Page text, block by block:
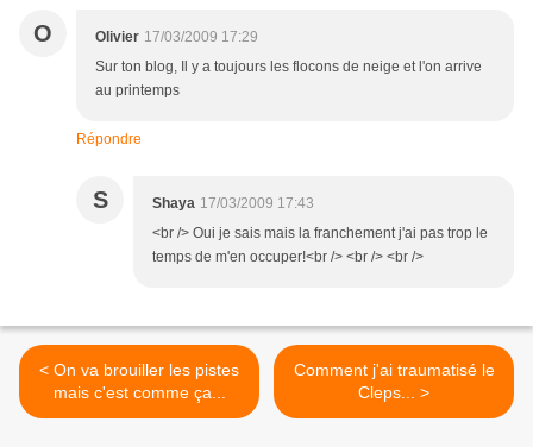
O Olivier 17/03/2009 17:29
Sur ton blog, Il y a toujours les flocons de neige et l'on arrive
au printemps
Répondre
S Shaya 17/03/2009 17:43
<br /> Oui je sais mais la franchement j'ai pas trop le
temps de m'en occuper!<br /> <br /> <br />
< On va brouiller les pistes
mais c'est comme ça...
Comment j'ai traumatisé le
Cleps... >